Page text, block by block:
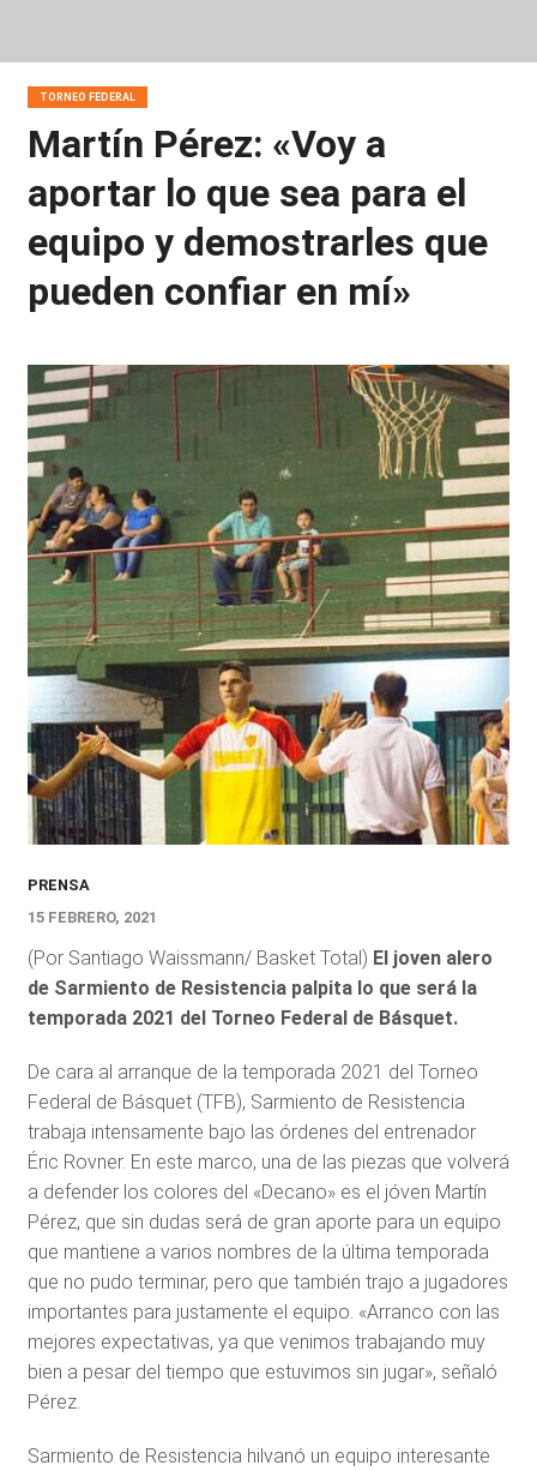
TORNEO FEDERAL
Martín Pérez: «Voy a
aportar lo que sea para el
equipo y demostrarles que
pueden confiar en mí»
PRENSA
15 FEBRERO, 2021
(Por Santiago Waissmann/ Basket Total) El joven alero
de Sarmiento de Resistencia palpita lo que será la
temporada 2021 del Torneo Federal de Básquet.
De cara al arranque de la temporada 2021 del Torneo
Federal de Básquet (TFB), Sarmiento de Resistencia
trabaja intensamente bajo las órdenes del entrenador
Éric Rovner. En este marco, una de las piezas que volverá
a defender los colores del «Decano» es el jóven Martín
Pérez, que sin dudas será de gran aporte para un equipo
que mantiene a varios nombres de la última temporada
que no pudo terminar, pero que también trajo a jugadores
importantes para justamente el equipo. «Arranco con las
mejores expectativas, ya que venimos trabajando muy
bien a pesar del tiempo que estuvimos sin jugar», señaló
Pérez.
Sarmiento de Resistencia hilvanó un equipo interesante